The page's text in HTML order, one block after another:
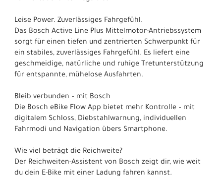
Leise Power. Zuverlässiges Fahrgefühl.
Das Bosch Active Line Plus Mittelmotor-Antriebssystem
sorgt für einen tiefen und zentrierten Schwerpunkt für
ein stabiles, zuverlässiges Fahrgefühl. Es liefert eine
geschmeidige, natürliche und ruhige Tretunterstützung
für entspannte, mühelose Ausfahrten.
Bleib verbunden – mit Bosch
Die Bosch eBike Flow App bietet mehr Kontrolle – mit
digitalem Schloss, Diebstahlwarnung, individuellen
Fahrmodi und Navigation übers Smartphone.
Wie viel beträgt die Reichweite?
Der Reichweiten-Assistent von Bosch zeigt dir, wie weit
du dein E-Bike mit einer Ladung fahren kannst.